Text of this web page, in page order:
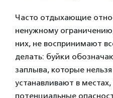
Часто отдыхающие
ненужному
них, не воспринимают
делать: буйки
заплыва, которые
устанавливают в
потенциальные